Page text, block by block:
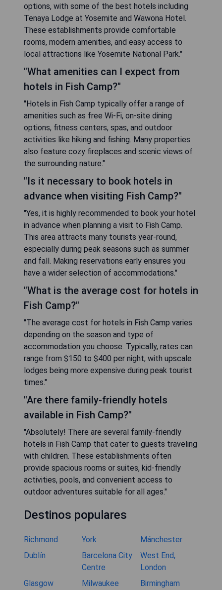
options, with some of the best hotels including
Tenaya Lodge at Yosemite and Wawona Hotel.
These establishments provide comfortable
rooms, modern amenities, and easy access to
local attractions like Yosemite National Park."
"What amenities can I expect from
hotels in Fish Camp?"
"Hotels in Fish Camp typically offer a range of
amenities such as free Wi-Fi, on-site dining
options, fitness centers, spas, and outdoor
activities like hiking and fishing. Many properties
also feature cozy fireplaces and scenic views of
the surrounding nature."
"Is it necessary to book hotels in
advance when visiting Fish Camp?"
"Yes, it is highly recommended to book your hotel
in advance when planning a visit to Fish Camp.
This area attracts many tourists year-round,
especially during peak seasons such as summer
and fall. Making reservations early ensures you
have a wider selection of accommodations."
"What is the average cost for hotels in
Fish Camp?"
"The average cost for hotels in Fish Camp varies
depending on the season and type of
accommodation you choose. Typically, rates can
range from $150 to $400 per night, with upscale
lodges being more expensive during peak tourist
times."
"Are there family-friendly hotels
available in Fish Camp?"
"Absolutely! There are several family-friendly
hotels in Fish Camp that cater to guests traveling
with children. These establishments often
provide spacious rooms or suites, kid-friendly
activities, pools, and convenient access to
outdoor adventures suitable for all ages."
Destinos populares
Richmond York
Mánchester
Dublín
Barcelona City
Centre
West End,
London
Glasgow
Milwaukee Birmingham